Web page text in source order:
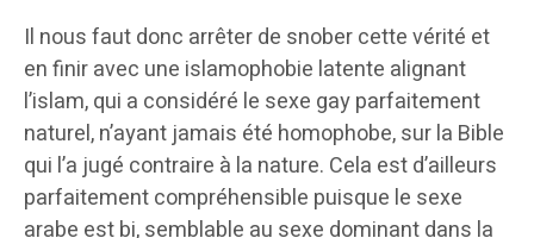
Il nous faut donc arrêter de snober cette vérité et
en finir avec une islamophobie latente alignant
l’islam, qui a considéré le sexe gay parfaitement
naturel, n’ayant jamais été homophobe, sur la Bible
qui l’a jugé contraire à la nature. Cela est d’ailleurs
parfaitement compréhensible puisque le sexe
arabe est bi, semblable au sexe dominant dans la